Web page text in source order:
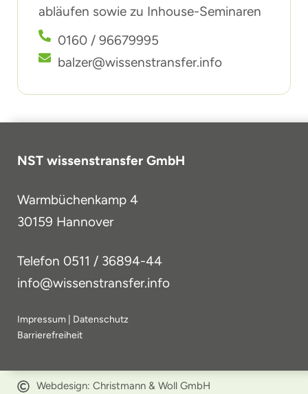
abläufen sowie zu Inhouse-Seminaren
0160 / 96679995
balzer@wissenstransfer.info
NST wissenstransfer GmbH
Warmbüchenkamp 4
30159 Hannover
Telefon 0511 / 36894-44
info@wissenstransfer.info
Impressum
Datenschutz
Barrierefreiheit
Webdesign: Christmann & Woll GmbH